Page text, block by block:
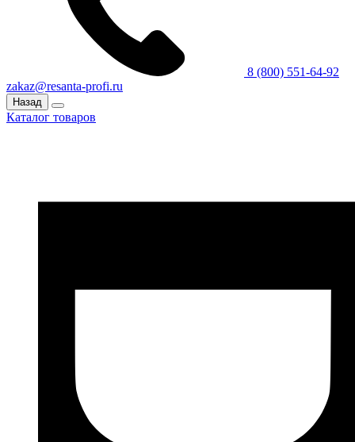
8 (800) 551-64-92
zakaz@resanta-profi.ru
Назад
Каталог товаров